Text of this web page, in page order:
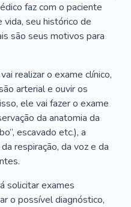
faz com o paciente
vida, seu histórico de
são seus motivos para
realizar o exame clínico,
arterial e ouvir os
ele vai fazer o exame
da anatomia da
escavado etc.), a
respiração, da voz e da
solicitar exames
o possível diagnóstico,